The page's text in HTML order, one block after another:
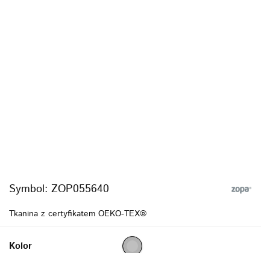
Symbol: ZOP055640
Tkanina z certyfikatem OEKO-TEX®
Kolor